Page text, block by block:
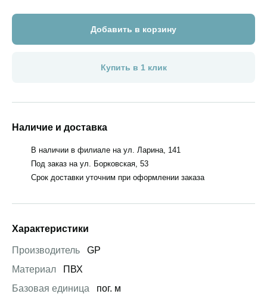
Добавить в корзину
Купить в 1 клик
Наличие и доставка
В наличии в филиале на ул. Ларина, 141
Под заказ на ул. Борковская, 53
Срок доставки уточним при оформлении заказа
Характеристики
Производитель
GP
Материал
ПВХ
Базовая единица
пог. м